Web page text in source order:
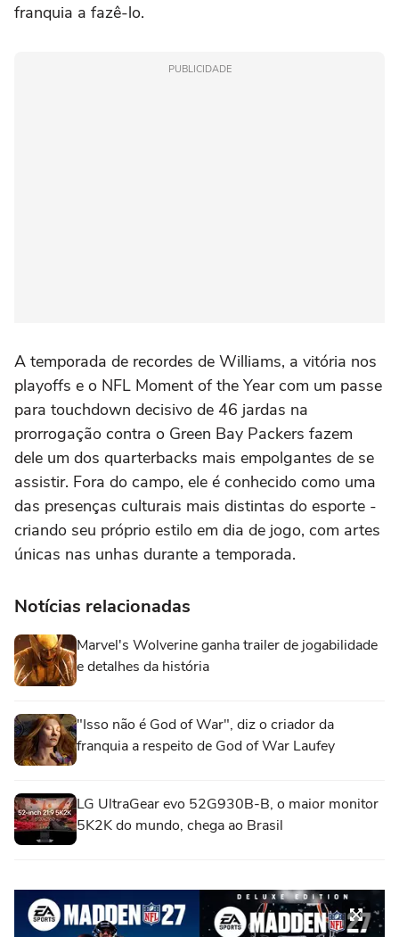
franquia a fazê-lo.
PUBLICIDADE
A temporada de recordes de Williams, a vitória nos
playoffs e o NFL Moment of the Year com um passe
para touchdown decisivo de 46 jardas na
prorrogação contra o Green Bay Packers fazem
dele um dos quarterbacks mais empolgantes de se
assistir. Fora do campo, ele é conhecido como uma
das presenças culturais mais distintas do esporte -
criando seu próprio estilo em dia de jogo, com artes
únicas nas unhas durante a temporada.
Notícias relacionadas
Marvel's Wolverine ganha trailer de jogabilidade
e detalhes da história
"Isso não é God of War", diz o criador da
franquia a respeito de God of War Laufey
LG UltraGear evo 52G930B-B, o maior monitor
5K2K do mundo, chega ao Brasil